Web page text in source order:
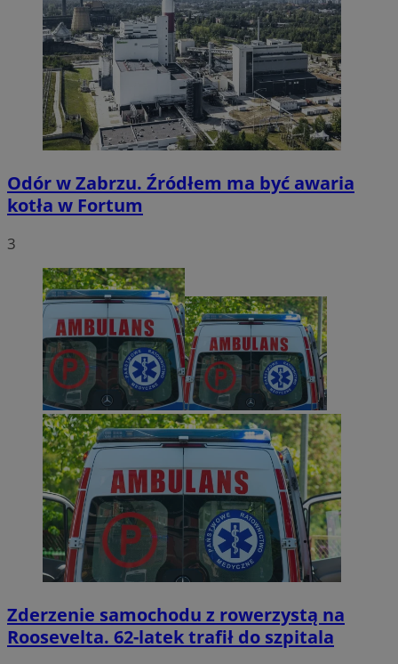
Odór w Zabrzu. Źródłem ma być awaria
kotła w Fortum
3
Zderzenie samochodu z rowerzystą na
Roosevelta. 62-latek trafił do szpitala